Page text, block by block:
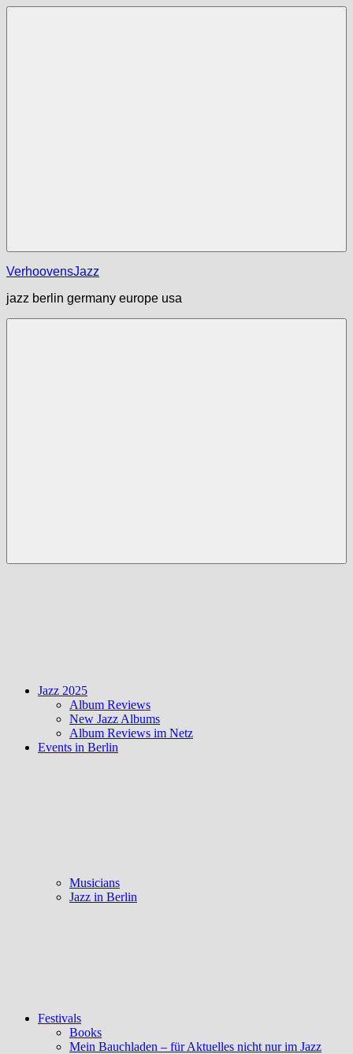
Zum
VerhoovensJazz
jazz berlin germany europe usa
Jazz 2025
Album Reviews
New Jazz Albums
Album Reviews im Netz
Events in Berlin
Musicians
Jazz in Berlin
Festivals
Books
Mein Bauchladen – für Aktuelles nicht nur im Jazz